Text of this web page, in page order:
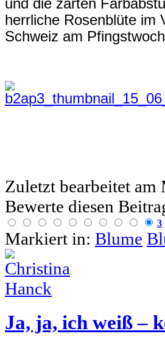
und die zarten
herrliche Rosenblüte im
Schweiz am
Zuletzt bearbeitet am
Bewerte diesen
3
Markiert in: Blume
Ja, ja, ich weiß –